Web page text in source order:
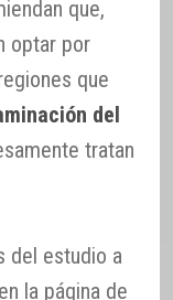
que,
optar por
que
del
tratan
del estudio a
la página de